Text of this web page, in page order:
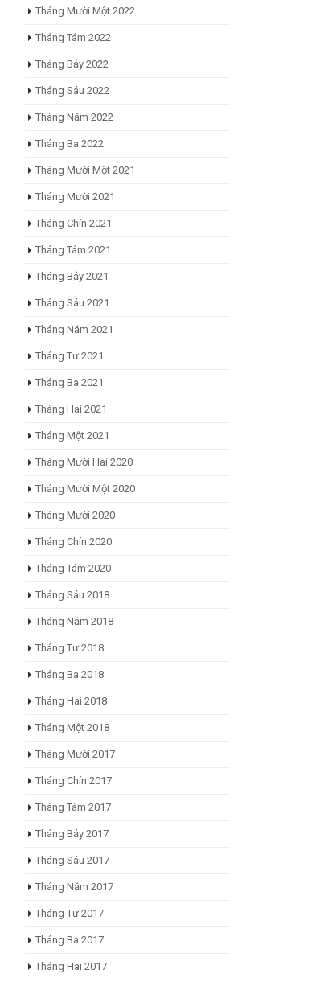
Tháng Mười Một 2022
Tháng Tám 2022
Tháng Bảy 2022
Tháng Sáu 2022
Tháng Năm 2022
Tháng Ba 2022
Tháng Mười Một 2021
Tháng Mười 2021
Tháng Chín 2021
Tháng Tám 2021
Tháng Bảy 2021
Tháng Sáu 2021
Tháng Năm 2021
Tháng Tư 2021
Tháng Ba 2021
Tháng Hai 2021
Tháng Một 2021
Tháng Mười Hai 2020
Tháng Mười Một 2020
Tháng Mười 2020
Tháng Chín 2020
Tháng Tám 2020
Tháng Sáu 2018
Tháng Năm 2018
Tháng Tư 2018
Tháng Ba 2018
Tháng Hai 2018
Tháng Một 2018
Tháng Mười 2017
Tháng Chín 2017
Tháng Tám 2017
Tháng Bảy 2017
Tháng Sáu 2017
Tháng Năm 2017
Tháng Tư 2017
Tháng Ba 2017
Tháng Hai 2017